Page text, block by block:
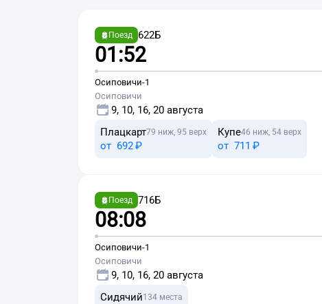
Поезд 622Б
01:52
Осиповичи-1
Осиповичи
9, 10, 16, 20 августа
Плацкарт79 ниж, 95 верх
от 692 ⁠₽
Купе46 ниж, 54 верх
от 711 ⁠₽
Поезд 716Б
08:08
Осиповичи-1
Осиповичи
9, 10, 16, 20 августа
Сидячий134 места